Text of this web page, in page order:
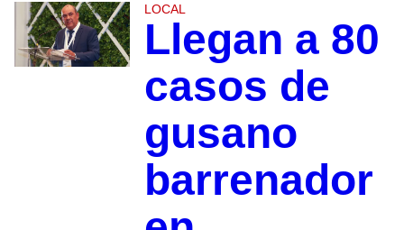
LOCAL
Llegan a 80
casos de
gusano
barrenador